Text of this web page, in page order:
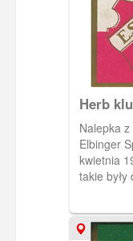
firmy
35/39
Herb
Nalepka
Elbinger
kwietnia
takie były
tej firmy